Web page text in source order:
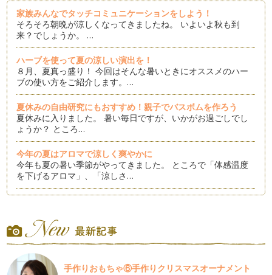
家族みんなでタッチコミュニケーションをしよう！
そろそろ朝晩が涼しくなってきましたね。 いよいよ秋も到
来？でしょうか。 …
ハーブを使って夏の涼しい演出を！
８月、夏真っ盛り！ 今回はそんな暑いときにオススメのハー
ブの使い方をご紹介します。…
夏休みの自由研究にもおすすめ！親子でバスボムを作ろう
夏休みに入りました。 暑い毎日ですが、いかがお過ごしでし
ょうか？ ところ…
今年の夏はアロマで涼しく爽やかに
今年も夏の暑い季節がやってきました。 ところで「体感温度
を下げるアロマ」、「涼しさ…
小さなお子さまとの外出は、太陽…
アロマで除菌！梅雨も快適に。
6月に入り、いよいよ梅雨の季節がやってきました。 …
手作りおもちゃ⑥手作りクリスマスオーナメント